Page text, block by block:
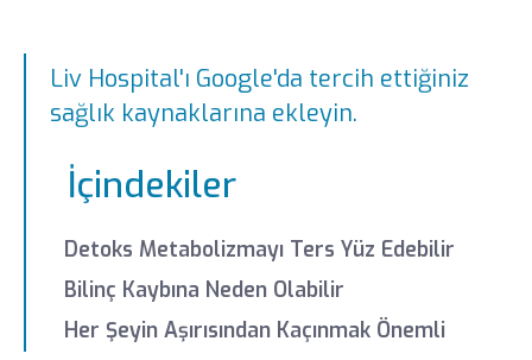
Liv Hospital'ı Google'da tercih ettiğiniz
sağlık kaynaklarına ekleyin.
İçindekiler
Detoks Metabolizmayı Ters Yüz Edebilir
Bilinç Kaybına Neden Olabilir
Her Şeyin Aşırısından Kaçınmak Önemli